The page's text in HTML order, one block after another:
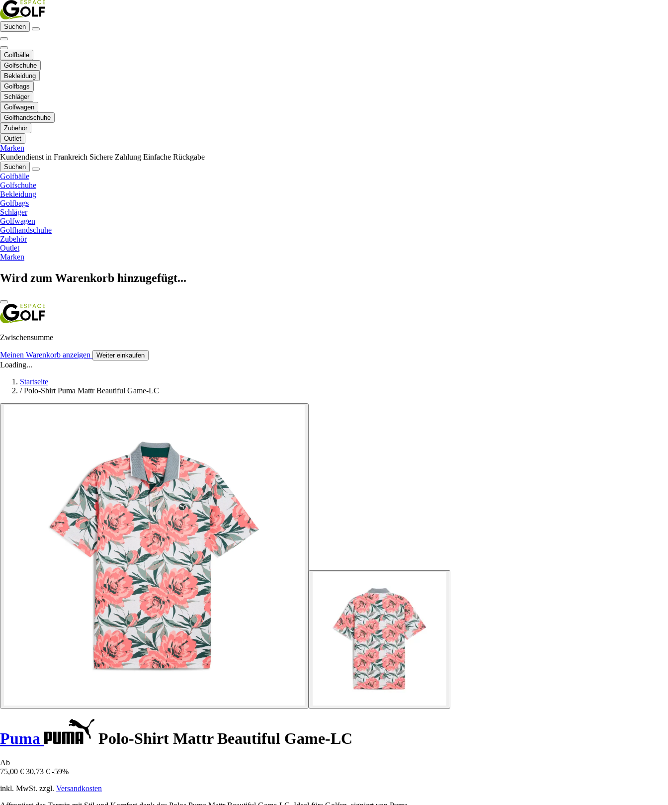
Suchen
Golfbälle
Golfschuhe
Bekleidung
Golfbags
Schläger
Golfwagen
Golfhandschuhe
Zubehör
Outlet
Marken
Kundendienst in Frankreich Sichere Zahlung Einfache Rückgabe
Suchen
Golfbälle
Golfschuhe
Bekleidung
Golfbags
Schläger
Golfwagen
Golfhandschuhe
Zubehör
Outlet
Marken
Wird zum Warenkorb hinzugefügt...
Zwischensumme
Meinen Warenkorb anzeigen Weiter einkaufen
Loading...
Startseite
/ Polo-Shirt Puma Mattr Beautiful Game-LC
Puma Polo-Shirt Mattr Beautiful Game-LC
Ab
75,00 € 30,73 € -59%
inkl. MwSt. zzgl. Versandkosten